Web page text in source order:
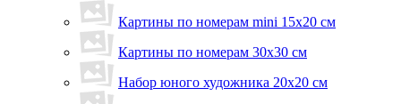
Картины по номерам mini 15х20 см
Картины по номерам 30x30 см
Набор юного художника 20х20 см